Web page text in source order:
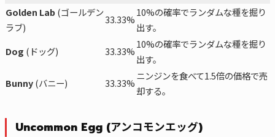
Golden Lab(ゴールデン
ラブ)
33.33%
10%の確率でランダムな種を掘り
出す。
Dog (ドッグ) 33.33%
10%の確率でランダムな種を掘り
出す。
Bunny(バニー) 33.33%
ニンジンを食べて1.5倍の価格で売
却する。
Uncommon Egg (アンコモンエッグ)